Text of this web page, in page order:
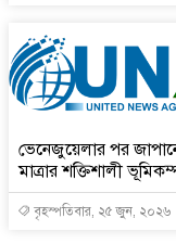
ভেনেজুয়েলার পর
মাত্রার শক্তিশালী
বৃহস্পতিবার, ২৫ জুন, ২০২৬